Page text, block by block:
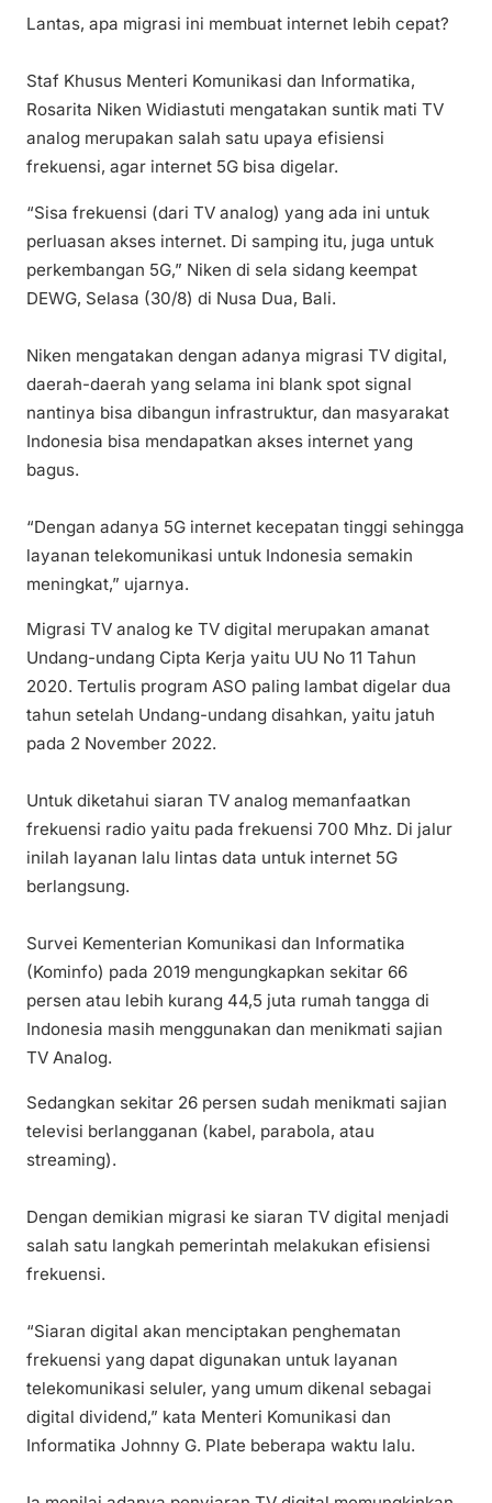
Lantas, apa migrasi ini membuat internet lebih cepat?
Staf Khusus Menteri Komunikasi dan Informatika,
Rosarita Niken Widiastuti mengatakan suntik mati TV
analog merupakan salah satu upaya efisiensi
frekuensi, agar internet 5G bisa digelar.
“Sisa frekuensi (dari TV analog) yang ada ini untuk
perluasan akses internet. Di samping itu, juga untuk
perkembangan 5G,” Niken di sela sidang keempat
DEWG, Selasa (30/8) di Nusa Dua, Bali.
Niken mengatakan dengan adanya migrasi TV digital,
daerah-daerah yang selama ini blank spot signal
nantinya bisa dibangun infrastruktur, dan masyarakat
Indonesia bisa mendapatkan akses internet yang
bagus.
“Dengan adanya 5G internet kecepatan tinggi sehingga
layanan telekomunikasi untuk Indonesia semakin
meningkat,” ujarnya.
Migrasi TV analog ke TV digital merupakan amanat
Undang-undang Cipta Kerja yaitu UU No 11 Tahun
2020. Tertulis program ASO paling lambat digelar dua
tahun setelah Undang-undang disahkan, yaitu jatuh
pada 2 November 2022.
Untuk diketahui siaran TV analog memanfaatkan
frekuensi radio yaitu pada frekuensi 700 Mhz. Di jalur
inilah layanan lalu lintas data untuk internet 5G
berlangsung.
Survei Kementerian Komunikasi dan Informatika
(Kominfo) pada 2019 mengungkapkan sekitar 66
persen atau lebih kurang 44,5 juta rumah tangga di
Indonesia masih menggunakan dan menikmati sajian
TV Analog.
Sedangkan sekitar 26 persen sudah menikmati sajian
televisi berlangganan (kabel, parabola, atau
streaming).
Dengan demikian migrasi ke siaran TV digital menjadi
salah satu langkah pemerintah melakukan efisiensi
frekuensi.
“Siaran digital akan menciptakan penghematan
frekuensi yang dapat digunakan untuk layanan
telekomunikasi seluler, yang umum dikenal sebagai
digital dividend,” kata Menteri Komunikasi dan
Informatika Johnny G. Plate beberapa waktu lalu.